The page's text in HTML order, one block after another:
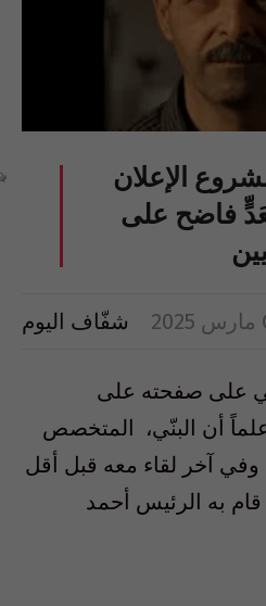
الإعلان
فاضح على
شفّاف اليوم
على صفحته على
أن البنّي، المتخصص
وفي آخر لقاء معه قبل أقل
به الرئيس أحمد